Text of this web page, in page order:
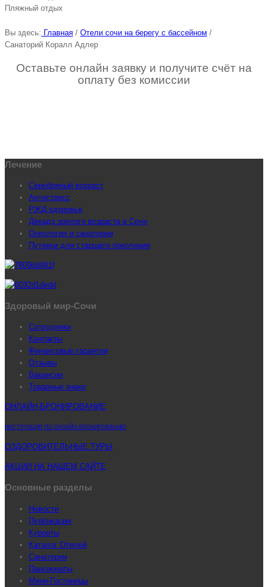
Пляжный отдых
Вы здесь: Главная / Отели сочи на берегу с бассейном /
Санаторий Коралл Адлер
Оставьте онлайн заявку и получите счёт на
оплату без комиссии
Лечение
Серебряный возраст
Антистресс
РЖД-здоровье
Декада зрелого возраста в Сочи
Онкология и санатории
Путевки для старшего поколения
Здоровый мир-Сочи
Сотрудники
Контакты
Финансовые гарантии
Отзывы
Вакансии
Товарные знаки
ОНЛАЙН-БРОНИРОВАНИЕ
ИНСТРУКЦИЯ ПО ОНЛАЙН-БРОНИРОВАНИЮ
ОЗДОРОВИТЕЛЬНЫЕ ТУРЫ
АКЦИИ НА НАШЕМ САЙТЕ
Основные разделы
Новости
Публикации
Курорты
Каталог Отелей
Санатории
Пансионаты
Мини-Гостиницы